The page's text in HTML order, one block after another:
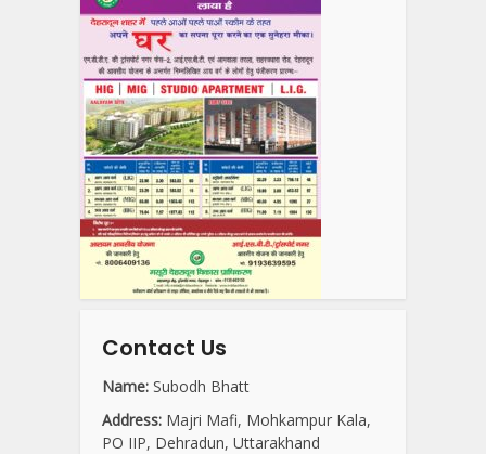
Contact Us
Name: Subodh Bhatt
Address: Majri Mafi, Mohkampur Kala,
PO IIP, Dehradun, Uttarakhand